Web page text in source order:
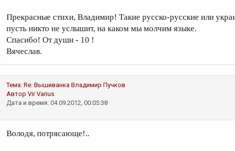
Прекрасные стихи, Владимир! Такие русско-русские или
пусть никто не услышит, на каком мы молчим языке.
Спасибо! От души - 10 !
Вячеслав.
Тема: Re: Вышиванка Владимир Пучков
Автор Vir Varius
Дата и время: 04.09.2012, 00:05:38
Володя, потрясающе!..